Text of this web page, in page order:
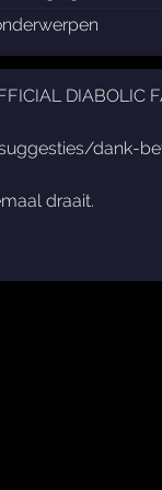
DIABOLIC
dank-
draait.